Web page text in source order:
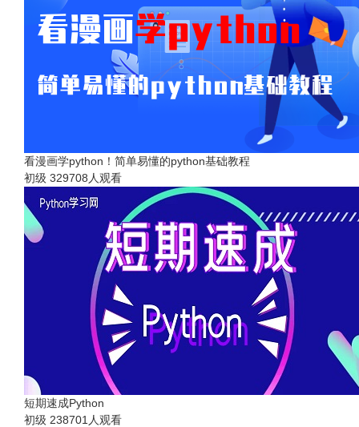
看漫画学python！简单易懂的python基础教程
初级 329708人观看
短期速成Python
初级 238701人观看